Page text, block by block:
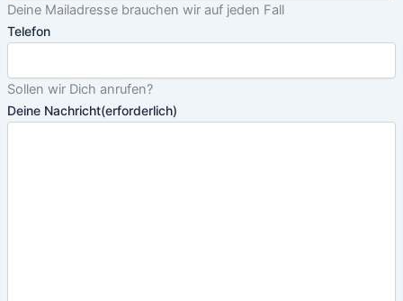
Deine Mailadresse brauchen wir auf jeden Fall
Telefon
Sollen wir Dich anrufen?
Deine Nachricht(erforderlich)